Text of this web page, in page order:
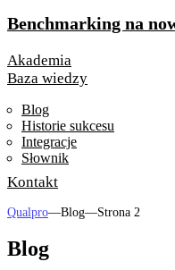
Benchmarking na
Akademia
Baza wiedzy
Blog
Historie sukcesu
Integracje
Słownik
Kontakt
Qualpro—Blog—Strona 2
Blog